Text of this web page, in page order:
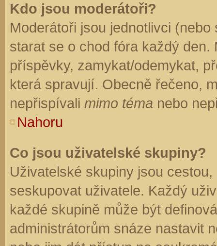
Kdo jsou moderátoři?
Moderátoři jsou jednotlivci
starat se o chod fóra každý
příspěvky, zamykat/odemykat,
která spravují. Obecně řečeno,
nepřispívali mimo téma nebo
Nahoru
Co jsou uživatelské skupiny?
Uživatelské skupiny jsou
seskupovat uživatele. Každý
každé skupině může být
administrátorům snáze nastavit